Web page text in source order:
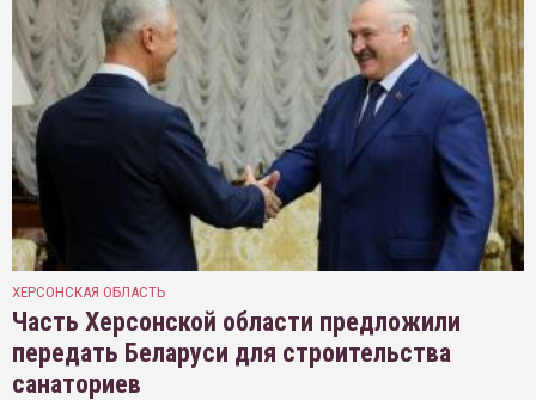
ХЕРСОНСКАЯ ОБЛАСТЬ
Часть Херсонской области предложили
передать Беларуси для строительства
санаториев